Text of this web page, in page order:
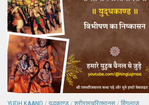
YUDH KAAND / युद्धकाण्ड / श्रीरामचरितमानस / हिंगलाज